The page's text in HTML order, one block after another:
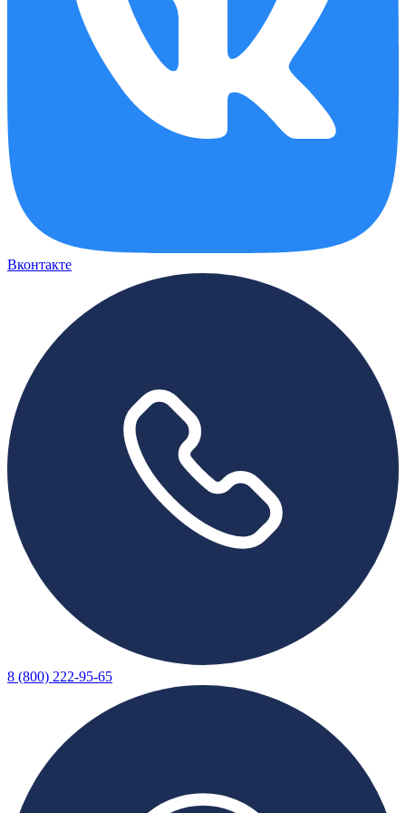
Вконтакте
8 (800) 222-95-65